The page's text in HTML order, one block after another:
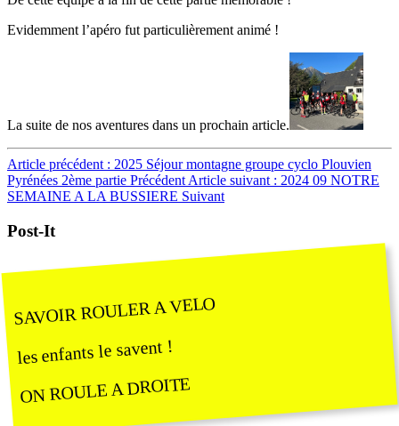
Evidemment l’apéro fut particulièrement animé !
La suite de nos aventures dans un prochain article.
Article précédent : 2025 Séjour montagne groupe cyclo Plouvien
Pyrénées 2ème partie Précédent Article suivant : 2024 09 NOTRE
SEMAINE A LA BUSSIERE Suivant
Post-It
SAVOIR ROULER A VELO
les enfants le savent !
ON ROULE A DROITE